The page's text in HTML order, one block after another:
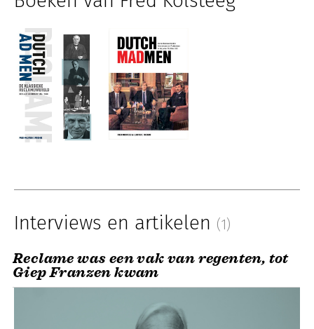
Interviews en artikelen (1)
Reclame was een vak van regenten, tot
Giep Franzen kwam